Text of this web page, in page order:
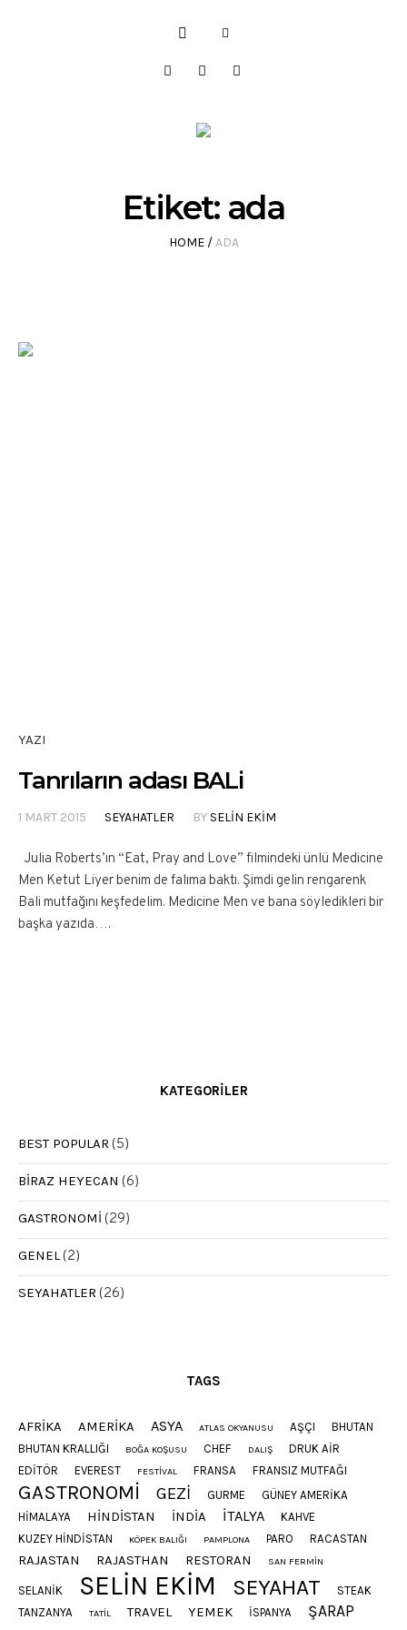
Etiket: ada
HOME /ADA
YAZI
Tanrıların adası BALi
1 MART 2015 SEYAHATLER BY SELIN EKIM
Julia Roberts’ın “Eat, Pray and Love” filmindeki ünlü Medicine
Men Ketut Liyer benim de falıma baktı. Şimdi gelin rengarenk
Bali mutfağını keşfedelim. Medicine Men ve bana söyledikleri bir
başka yazıda….
KATEGORILER
BEST POPULAR (5)
BIRAZ HEYECAN (6)
GASTRONOMI (29)
GENEL(2)
SEYAHATLER (26)
TAGS
AFRIKA AMERIKA ASYA ATLAS OKYANUSU AŞÇI
BHUTAN
BHUTAN KRALLIĞI
BOĞA KOŞUSU CHEF DALIŞ
DRUK AIR
EDITÖR
EVEREST FESTIVAL FRANSA FRANSIZ MUTFAĞI
GASTRONOMI GEZI GURME
GÜNEY AMERIKA
HIMALAYA
HINDISTAN INDIA ITALYA
KAHVE
KUZEY HINDISTAN
KÖPEK BALIĞI PAMPLONA PARO RACASTAN
RAJASTAN RAJASTHAN RESTORAN SAN FERMIN
SELANIK SELIN EKIM SEYAHAT
STEAK
TANZANYA
TATIL TRAVEL YEMEK İSPANYA ŞARAP